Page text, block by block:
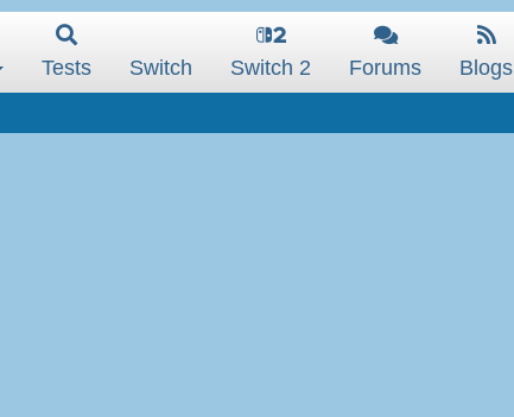
Tests Switch Switch 2 Forums Blogs